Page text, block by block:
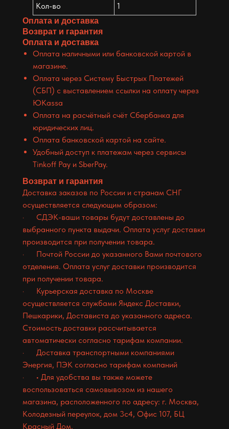
Кол-во
1
Оплата и доставка
Возврат и гарантия
Оплата и доставка
Оплата наличными или банковской картой в
магазине.
Оплата через Систему Быстрых Платежей
(СБП) с выставлением ссылки на оплату через
ЮKassa
Оплата на расчётный счёт Сбербанка для
юридических лиц.
Оплата банковской картой на сайте.
Удобный доступ к платежам через сервисы
Tinkoff Pay и SberPay.
Возврат и гарантия
Доставка заказов по России и странам СНГ
осуществляется следующим образом:
· СДЭК-ваши товары будут доставлены до
выбранного пункта выдачи. Оплата услуг доставки
производится при получении товара.
· Почтой России до указанного Вами почтового
отделения. Оплата услуг доставки производится
при получении товара.
· Курьерская доставка по Москве
осуществляется службами Яндекс Доставки,
Пешкарики, Достависта до указанного адреса.
Стоимость доставки рассчитывается
автоматически согласно тарифам компании.
· Доставка транспортными компаниями
Энергия, ПЭК согласно тарифам компаний
· • Для удобства вы также можете
воспользоваться самовывозом из нашего
магазина, расположенного по адресу: г. Москва,
Колодезный переулок, дом 3с4, Офис 107, БЦ
Красный Дом.